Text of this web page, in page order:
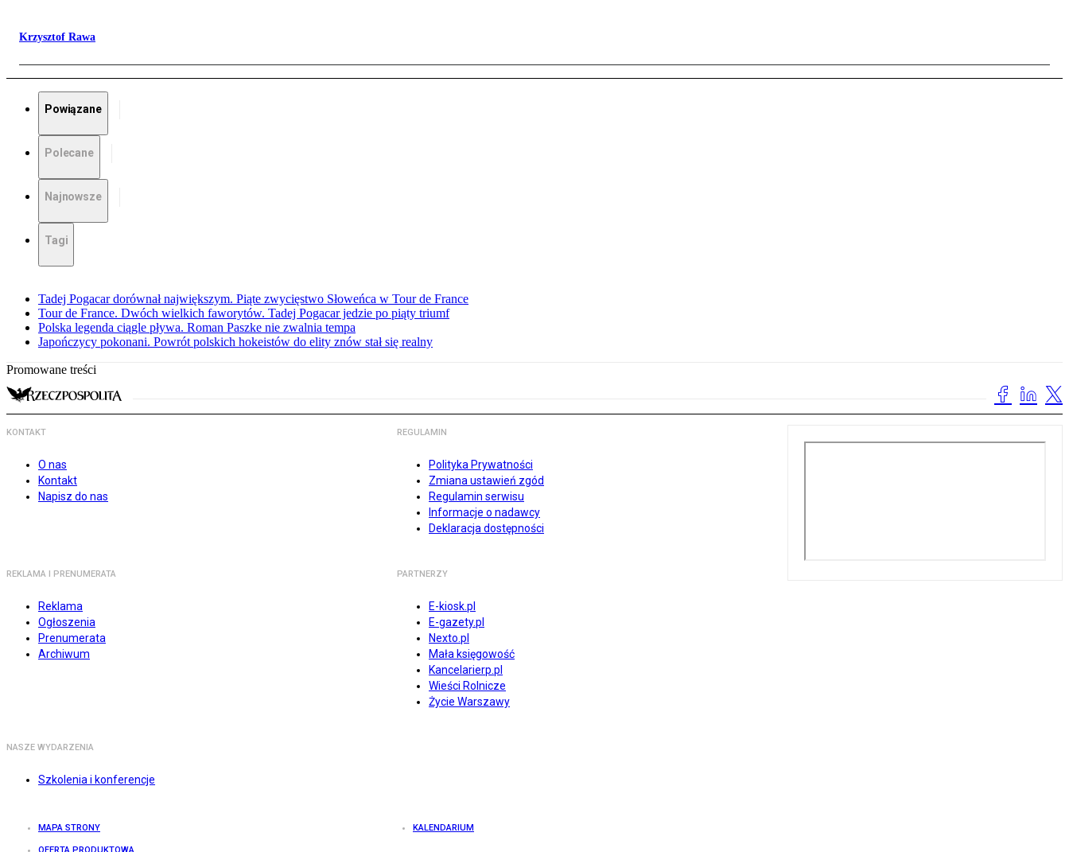
Krzysztof Rawa
Powiązane
Polecane
Najnowsze
Tagi
Tadej Pogacar dorównał największym. Piąte zwycięstwo Słoweńca w Tour de France
Tour de France. Dwóch wielkich faworytów. Tadej Pogacar jedzie po piąty triumf
Polska legenda ciągle pływa. Roman Paszke nie zwalnia tempa
Japończycy pokonani. Powrót polskich hokeistów do elity znów stał się realny
Promowane treści
KONTAKT
O nas
Kontakt
Napisz do nas
REGULAMIN
Polityka Prywatności
Zmiana ustawień zgód
Regulamin serwisu
Informacje o nadawcy
Deklaracja dostępności
REKLAMA I PRENUMERATA
Reklama
Ogłoszenia
Prenumerata
Archiwum
PARTNERZY
E-kiosk.pl
E-gazety.pl
Nexto.pl
Mała księgowość
Kancelarierp.pl
Wieści Rolnicze
Życie Warszawy
NASZE WYDARZENIA
Szkolenia i konferencje
MAPA STRONY KALENDARIUM